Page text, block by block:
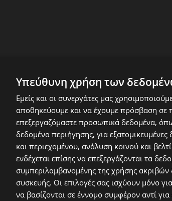
Υπεύθυνη χρήση των
Εμείς και οι συνεργάτες μας
αποθηκεύουμε και να έχουμε πρόσβαση σε
επεξεργαζόμαστε προσωπικά δεδομένα,
δεδομένα περιήγησης, για
και περιεχομένου, ανάλυση κοινού και
ενδέχεται επίσης να επεξεργάζονται τα
συμπεριλαμβανομένης της χρήσης
συσκευής. Οι επιλογές σας ισχύουν μόνο
να βασίζονται σε έννομο συμφέρον αντί για